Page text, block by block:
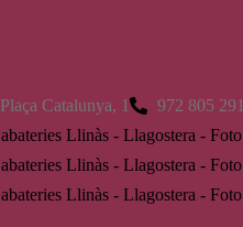
Plaça Catalunya, 1 972 805 291